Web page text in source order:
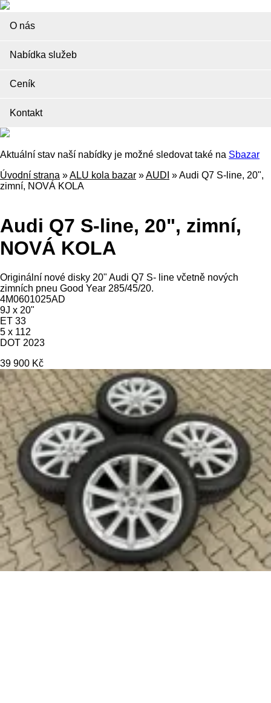
O nás
Nabídka služeb
Ceník
Kontakt
Aktuální stav naší nabídky je možné sledovat také na Sbazar
Úvodní strana »ALU kola bazar »AUDI »Audi Q7 S-line, 20",
zimní, NOVÁ KOLA
Audi Q7 S-line, 20", zimní,
NOVÁ KOLA
Originální nové disky 20" Audi Q7 S- line včetně nových
zimních pneu Good Year 285/45/20.
4M0601025AD
9J x 20"
ET 33
5 x 112
DOT 2023
39 900 Kč